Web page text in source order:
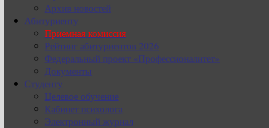
Архив новостей
Абитуриенту
Приемная комиссия
Рейтинг абитуриентов 2026
Федеральный проект «Профессионалитет»
Документы
Студенту
Целевое обучение
Кабинет психолога
Электронный журнал